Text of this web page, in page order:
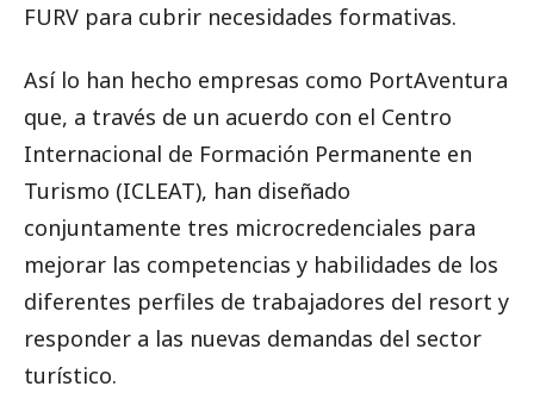
FURV para cubrir necesidades formativas.
Así lo han hecho empresas como PortAventura
que, a través de un acuerdo con el Centro
Internacional de Formación Permanente en
Turismo (ICLEAT), han diseñado
conjuntamente tres microcredenciales para
mejorar las competencias y habilidades de los
diferentes perfiles de trabajadores del resort y
responder a las nuevas demandas del sector
turístico.